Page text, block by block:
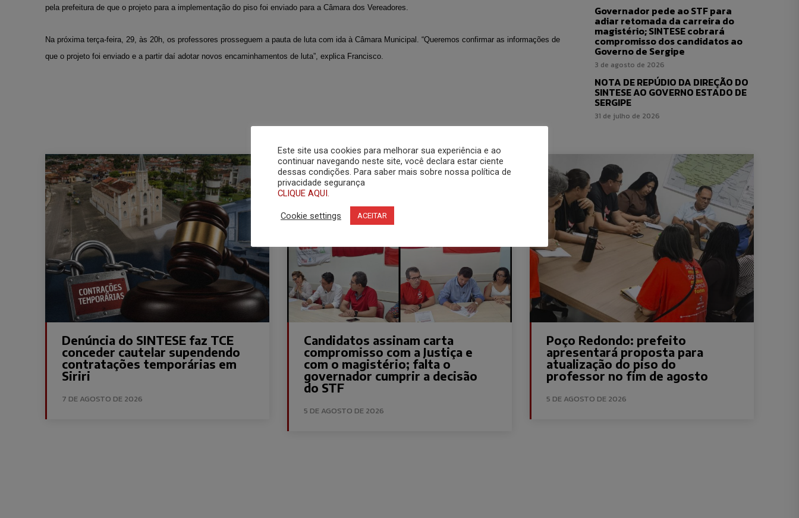
pela prefeitura de que o projeto para a implementação do piso foi enviado para a Câmara dos Vereadores.
Na próxima terça-feira, 29, às 20h, os professores prosseguem a pauta de luta com ida à Câmara Municipal. “Queremos confirmar as informações de
que o projeto foi enviado e a partir daí adotar novos encaminhamentos de luta”, explica Francisco.
Governador pede ao STF para
adiar retomada da carreira do
magistério; SINTESE cobrará
compromisso dos candidatos ao
Governo de Sergipe
3 de agosto de 2026
NOTA DE REPÚDIO DA DIREÇÃO DO
SINTESE AO GOVERNO ESTADO DE
SERGIPE
31 de julho de 2026
Denúncia do SINTESE faz TCE
conceder cautelar supendendo
contratações temporárias em
Siriri
7 DE AGOSTO DE 2026
Candidatos assinam carta
compromisso com a Justiça e
com o magistério; falta o
governador cumprir a decisão
do STF
5 DE AGOSTO DE 2026
Poço Redondo: prefeito
apresentará proposta para
atualização do piso do
professor no fim de agosto
5 DE AGOSTO DE 2026
Este site usa cookies para melhorar sua experiência e ao
continuar navegando neste site, você declara estar ciente
dessas condições. Para saber mais sobre nossa política de
privacidade segurança
CLIQUE AQUI.
Cookie settings ACEITAR